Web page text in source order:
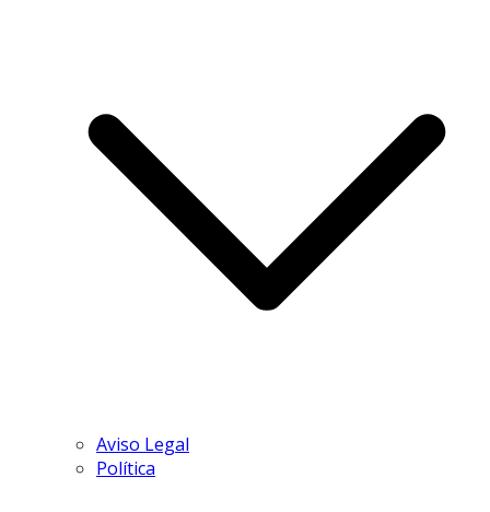
Aviso Legal
Política